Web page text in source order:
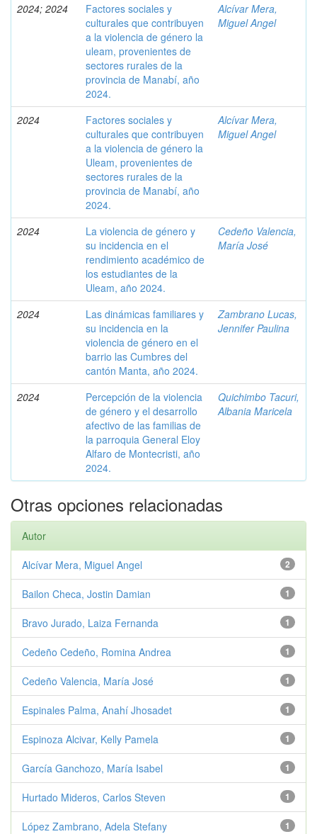
2024; 2024
Factores sociales y
culturales que contribuyen
a la violencia de género la
uleam, provenientes de
sectores rurales de la
provincia de Manabí, año
2024.
Alcívar Mera,
Miguel Angel
2024
Factores sociales y
culturales que contribuyen
a la violencia de género la
Uleam, provenientes de
sectores rurales de la
provincia de Manabí, año
2024.
Alcívar Mera,
Miguel Angel
2024
La violencia de género y
su incidencia en el
rendimiento académico de
los estudiantes de la
Uleam, año 2024.
Cedeño Valencia,
María José
2024
Las dinámicas familiares y
su incidencia en la
violencia de género en el
barrio las Cumbres del
cantón Manta, año 2024.
Zambrano Lucas,
Jennifer Paulina
2024
Percepción de la violencia
de género y el desarrollo
afectivo de las familias de
la parroquia General Eloy
Alfaro de Montecristi, año
2024.
Quichimbo Tacuri,
Albania Maricela
Otras opciones relacionadas
Autor
2
Alcívar Mera, Miguel Angel
1
Bailon Checa, Jostin Damian
1
Bravo Jurado, Laiza Fernanda
1
Cedeño Cedeño, Romina Andrea
1
Cedeño Valencia, María José
1
Espinales Palma, Anahí Jhosadet
1
Espinoza Alcivar, Kelly Pamela
1
García Ganchozo, María Isabel
1
Hurtado Mideros, Carlos Steven
1
López Zambrano, Adela Stefany